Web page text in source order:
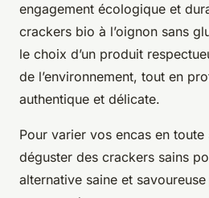
engagement écologique et
crackers bio à l’oignon sans
le choix d’un produit
de l’environnement, tout en
authentique et délicate.
Pour varier vos encas en toute
déguster des crackers sains
alternative saine et